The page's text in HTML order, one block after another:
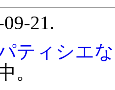
21.
パティシエ
。